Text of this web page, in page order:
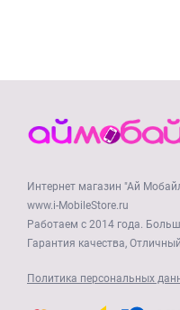
Интернет магазин "Ай
www.i-MobileStore.ru
Работаем с 2014 года.
Гарантия качества,
Политика персональных